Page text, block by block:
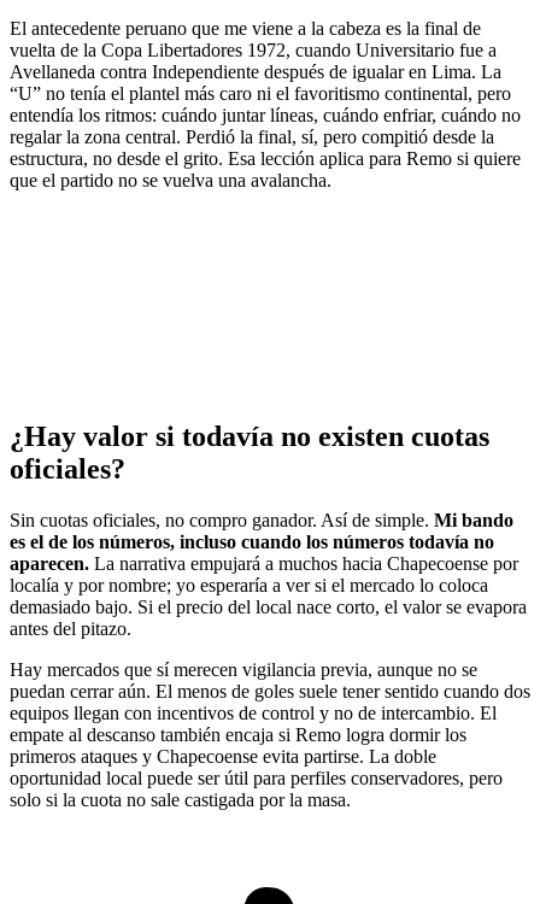
El antecedente peruano que me viene a la cabeza es la final de
vuelta de la Copa Libertadores 1972, cuando Universitario fue a
Avellaneda contra Independiente después de igualar en Lima. La
“U” no tenía el plantel más caro ni el favoritismo continental, pero
entendía los ritmos: cuándo juntar líneas, cuándo enfriar, cuándo no
regalar la zona central. Perdió la final, sí, pero compitió desde la
estructura, no desde el grito. Esa lección aplica para Remo si quiere
que el partido no se vuelva una avalancha.
¿Hay valor si todavía no existen cuotas
oficiales?
Sin cuotas oficiales, no compro ganador. Así de simple. Mi bando
es el de los números, incluso cuando los números todavía no
aparecen. La narrativa empujará a muchos hacia Chapecoense por
localía y por nombre; yo esperaría a ver si el mercado lo coloca
demasiado bajo. Si el precio del local nace corto, el valor se evapora
antes del pitazo.
Hay mercados que sí merecen vigilancia previa, aunque no se
puedan cerrar aún. El menos de goles suele tener sentido cuando dos
equipos llegan con incentivos de control y no de intercambio. El
empate al descanso también encaja si Remo logra dormir los
primeros ataques y Chapecoense evita partirse. La doble
oportunidad local puede ser útil para perfiles conservadores, pero
solo si la cuota no sale castigada por la masa.